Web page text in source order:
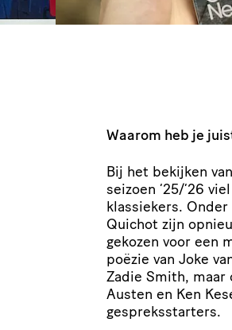
Waarom heb je
Bij het bekijken
seizoen ‘25/’26
klassiekers. Onder
Quichot zijn
gekozen voor een
poëzie van Joke
Zadie Smith, maar
Austen en Ken
gespreksstarters.